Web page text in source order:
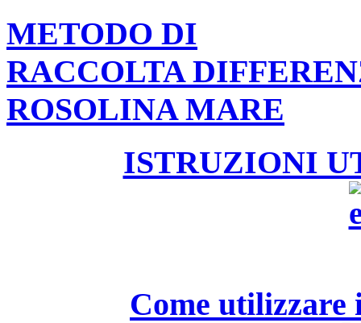
METODO DI
RACCOLTA
ROSOLINA MARE
ISTRUZIONI
Come utilizzare